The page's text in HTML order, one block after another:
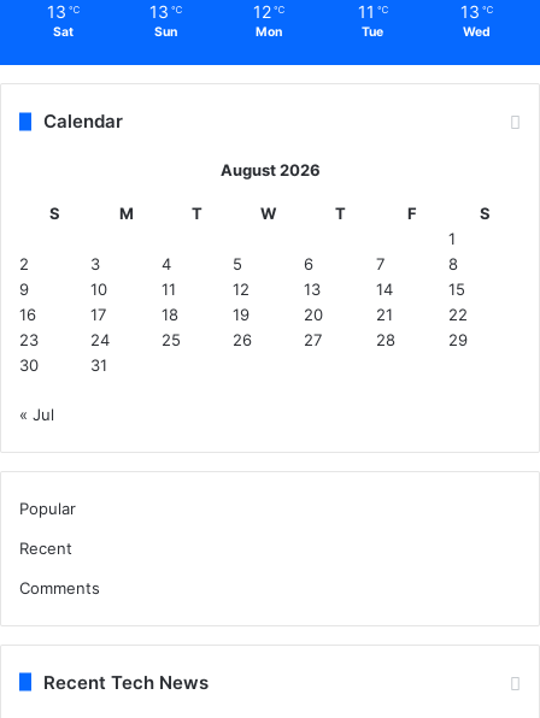
13 ℃
Sat
13 ℃
Sun
12 ℃
Mon
11 ℃
Tue
13 ℃
Wed
Calendar
August 2026
S M T W T F
S
1
2
3 4 5 6 7
8
9
10 11 12 13 14
15
16
17 18 19 20 21
22
23
24 25 26 27 28
29
30
31
« Jul
Popular
Recent
Comments
Recent Tech News